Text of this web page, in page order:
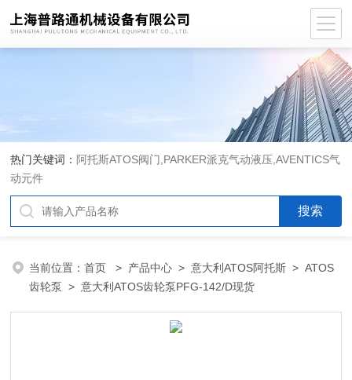
热门关键词： 阿托斯ATOS阀门,PARKER派克气动液压,AVENTICS气
动元件
当前位置：首页 > 产品中心 >意大利ATOS阿托斯 >ATOS
齿轮泵 > 意大利ATOS齿轮泵PFG-142/D现货